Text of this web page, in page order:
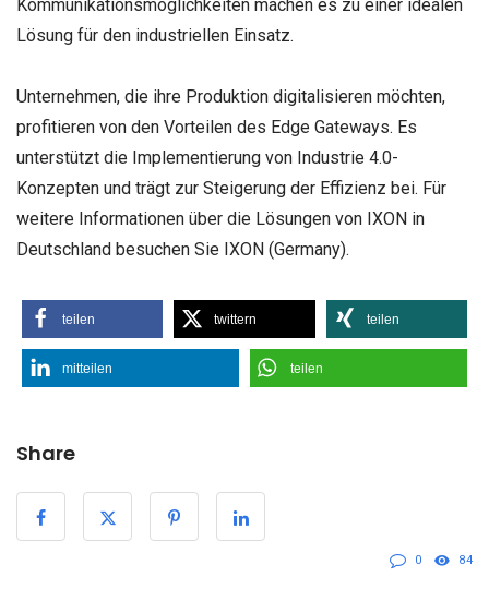
Kommunikationsmöglichkeiten machen es zu einer idealen
Lösung für den industriellen Einsatz.
Unternehmen, die ihre Produktion digitalisieren möchten,
profitieren von den Vorteilen des Edge Gateways. Es
unterstützt die Implementierung von Industrie 4.0-
Konzepten und trägt zur Steigerung der Effizienz bei. Für
weitere Informationen über die Lösungen von IXON in
Deutschland besuchen Sie IXON (Germany).
teilen twittern teilen
mitteilen teilen
Share
0 84